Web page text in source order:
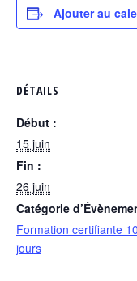
Ajouter au
DÉTAILS
Début :
15 juin
Fin :
26 juin
Catégorie
Formation certifiante 10
jours